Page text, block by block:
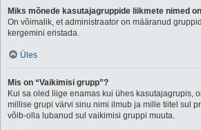
Miks mõnede kasutajagruppide liikmete nimed
On võimalik, et administraator on määranud
kergemini eristada.
Üles
Mis on “Vaikimisi grupp”?
Kui sa oled liige enamas kui ühes kasutajagrupis,
millise grupi värvi sinu nimi ilmub ja mille tiitel sul
võib-olla lubanud sul vaikimisi gruppi muuta.